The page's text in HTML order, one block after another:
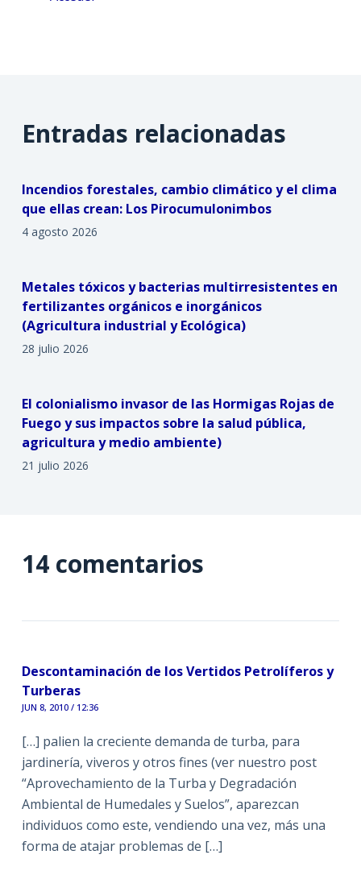
Entradas relacionadas
Incendios forestales, cambio climático y el clima
que ellas crean: Los Pirocumulonimbos
4 agosto 2026
Metales tóxicos y bacterias multirresistentes en
fertilizantes orgánicos e inorgánicos
(Agricultura industrial y Ecológica)
28 julio 2026
El colonialismo invasor de las Hormigas Rojas de
Fuego y sus impactos sobre la salud pública,
agricultura y medio ambiente)
21 julio 2026
14 comentarios
Descontaminación de los Vertidos Petrolíferos y
Turberas
JUN 8, 2010 / 12:36
[…] palien la creciente demanda de turba, para
jardinería, viveros y otros fines (ver nuestro post
“Aprovechamiento de la Turba y Degradación
Ambiental de Humedales y Suelos”, aparezcan
individuos como este, vendiendo una vez, más una
forma de atajar problemas de […]